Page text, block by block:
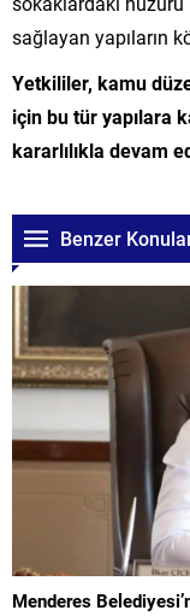
sağlayan yapıların
Yetkililer, kamu
için bu tür yapılara
kararlılıkla devam
Benzer
Menderes